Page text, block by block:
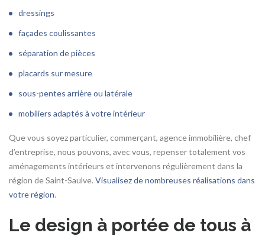
dressings
façades coulissantes
séparation de pièces
placards sur mesure
sous-pentes arrière ou latérale
mobiliers adaptés à votre intérieur
Que vous soyez particulier, commerçant, agence immobilière, chef
d’entreprise, nous pouvons, avec vous, repenser totalement vos
aménagements intérieurs et intervenons régulièrement dans la
région de Saint-Saulve. Visualisez de nombreuses réalisations dans
votre région.
Le design à portée de tous à